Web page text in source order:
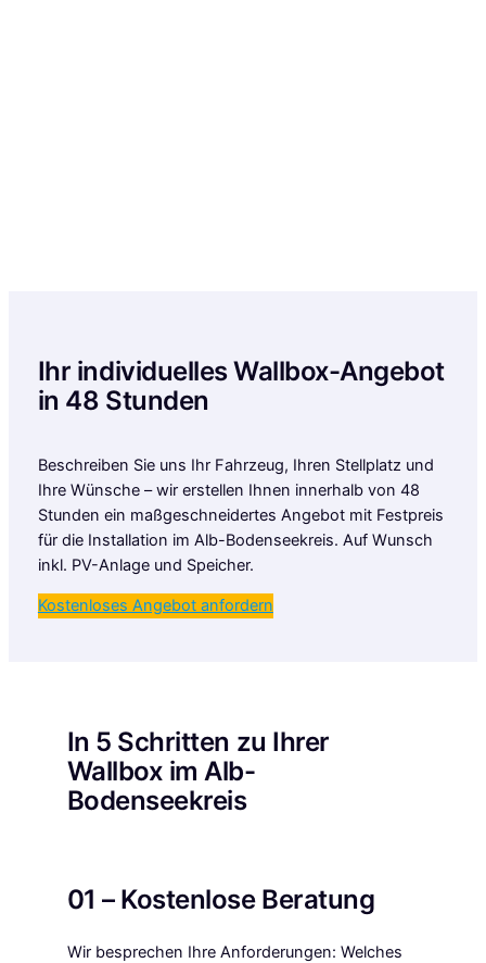
Ihr individuelles Wallbox-Angebot
in 48 Stunden
Beschreiben Sie uns Ihr Fahrzeug, Ihren Stellplatz und
Ihre Wünsche – wir erstellen Ihnen innerhalb von 48
Stunden ein maßgeschneidertes Angebot mit Festpreis
für die Installation im Alb-Bodenseekreis. Auf Wunsch
inkl. PV-Anlage und Speicher.
Kostenloses Angebot anfordern
In 5 Schritten zu Ihrer
Wallbox im Alb-
Bodenseekreis
01 – Kostenlose Beratung
Wir besprechen Ihre Anforderungen: Welches